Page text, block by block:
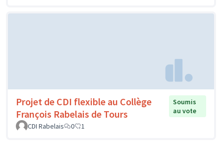
Projet de CDI flexible au Collège
François Rabelais de Tours
Soumis
au vote
CDI Rabelais
0 1